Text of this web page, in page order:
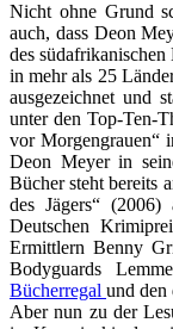
Nicht ohne Grund
auch, dass Deon
des
in mehr als 25
ausgezeichnet und
unter den Top-Ten-
vor Morgengrauen“
Deon Meyer in
Bücher steht bereits
des Jägers“
Deutschen
Ermittlern Benny
Bodyguards
Bücherregal und den
Aber nun zu der